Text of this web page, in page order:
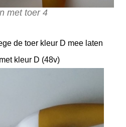
met toer 4
de toer kleur D mee laten
kleur D (48v)